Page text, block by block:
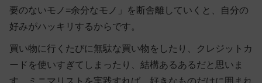
要のないモノ=余分なモノ」を断舎離していくと、自分の
好みがハッキリするからです。
買い物に行くたびに無駄な買い物をしたり、クレジットカ
ードを使いすぎてしまったり、結構あるあるだと思いま
す。ミニマリストを実践すれば、好きなものだけに囲まれ